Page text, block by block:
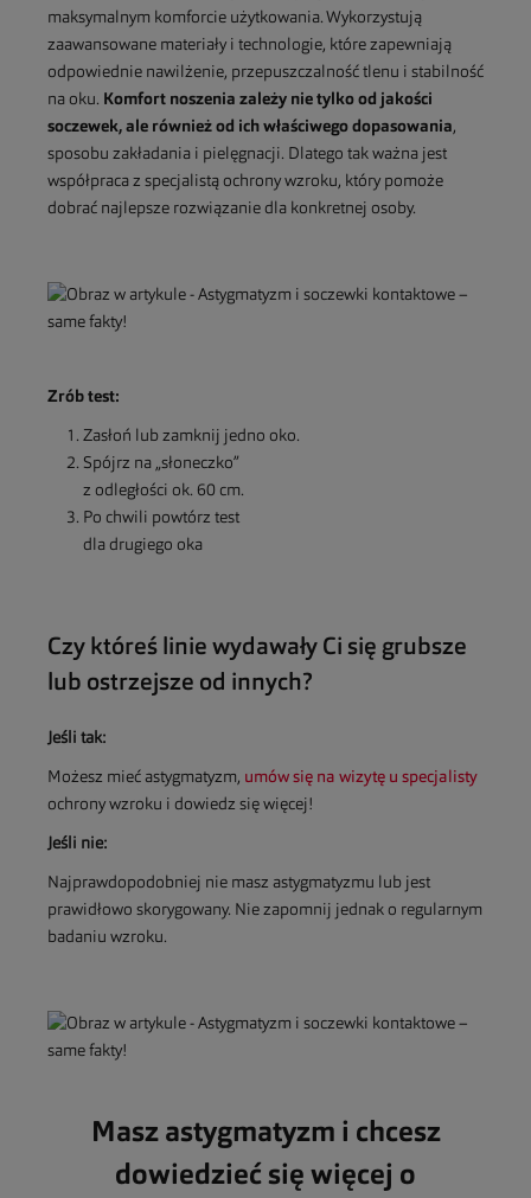
maksymalnym komforcie użytkowania. Wykorzystują
zaawansowane materiały i technologie, które zapewniają
odpowiednie nawilżenie, przepuszczalność tlenu i stabilność
na oku. Komfort noszenia zależy nie tylko od jakości
soczewek, ale również od ich właściwego dopasowania,
sposobu zakładania i pielęgnacji. Dlatego tak ważna jest
współpraca z specjalistą ochrony wzroku, który pomoże
dobrać najlepsze rozwiązanie dla konkretnej osoby.
Zrób test:
Zasłoń lub zamknij jedno oko.
Spójrz na „słoneczko”
z odległości ok. 60 cm.
Po chwili powtórz test
dla drugiego oka
Czy któreś linie wydawały Ci się grubsze
lub ostrzejsze od innych?
Jeśli tak:
Możesz mieć astygmatyzm, umów się na wizytę u specjalisty
ochrony wzroku i dowiedz się więcej!
Jeśli nie:
Najprawdopodobniej nie masz astygmatyzmu lub jest
prawidłowo skorygowany. Nie zapomnij jednak o regularnym
badaniu wzroku.
Masz astygmatyzm i chcesz
dowiedzieć się więcej o